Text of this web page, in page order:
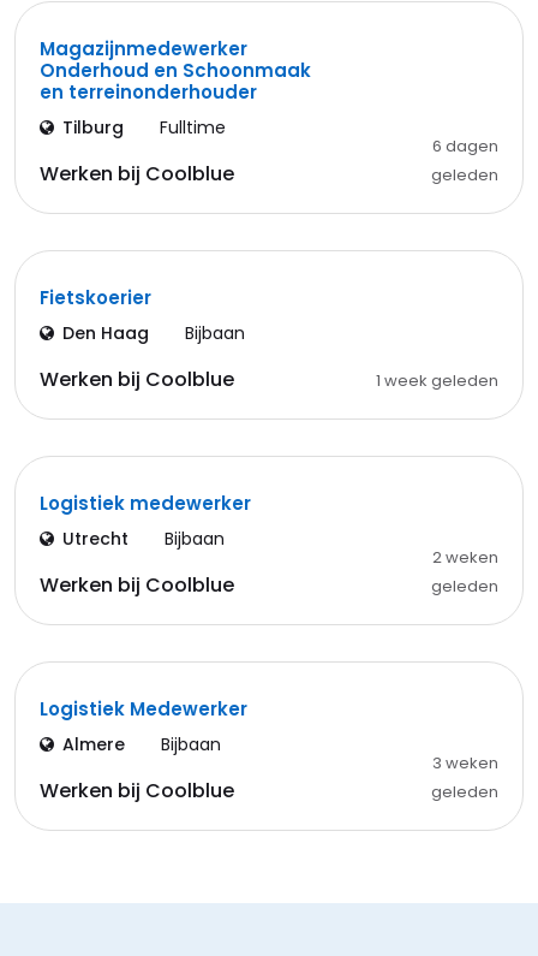
Magazijnmedewerker
Onderhoud en Schoonmaak
en terreinonderhouder
Tilburg Fulltime
Werken bij Coolblue
6 dagen
geleden
Fietskoerier
Den Haag Bijbaan
Werken bij Coolblue 1 week geleden
Logistiek medewerker
Utrecht Bijbaan
Werken bij Coolblue
2 weken
geleden
Logistiek Medewerker
Almere Bijbaan
Werken bij Coolblue
3 weken
geleden